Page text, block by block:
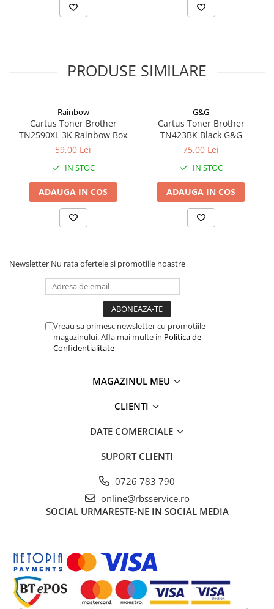
Ghilotine / Trimmere
PRODUSE SIMILARE
Rainbow
Cartus Toner Brother
TN2590XL 3K Rainbow Box
59,00 Lei
IN STOC
ADAUGA IN COS
G&G
Cartus Toner Brother
TN423BK Black G&G
75,00 Lei
IN STOC
ADAUGA IN COS
Newsletter Nu rata ofertele si promotiile noastre
Vreau sa primesc newsletter cu promotiile
magazinului. Afla mai multe in Politica de
Confidentialitate
MAGAZINUL MEU
CLIENTI
DATE COMERCIALE
SUPORT CLIENTI
0726 783 790
online@rbsservice.ro
SOCIAL URMARESTE-NE IN SOCIAL MEDIA